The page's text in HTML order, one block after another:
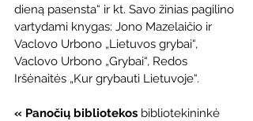
dieną pasensta“ ir kt. Savo žinias pagilino
vartydami knygas: Jono Mazelaičio ir
Vaclovo Urbono „Lietuvos grybai“,
Vaclovo Urbono „Grybai“, Redos
Iršėnaitės „Kur grybauti Lietuvoje“.
« Panočių bibliotekos bibliotekininkė